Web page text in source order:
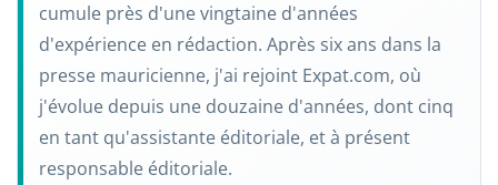
cumule près d'une vingtaine d'années
d'expérience en rédaction. Après six ans dans la
presse mauricienne, j'ai rejoint Expat.com, où
j'évolue depuis une douzaine d'années, dont cinq
en tant qu'assistante éditoriale, et à présent
responsable éditoriale.